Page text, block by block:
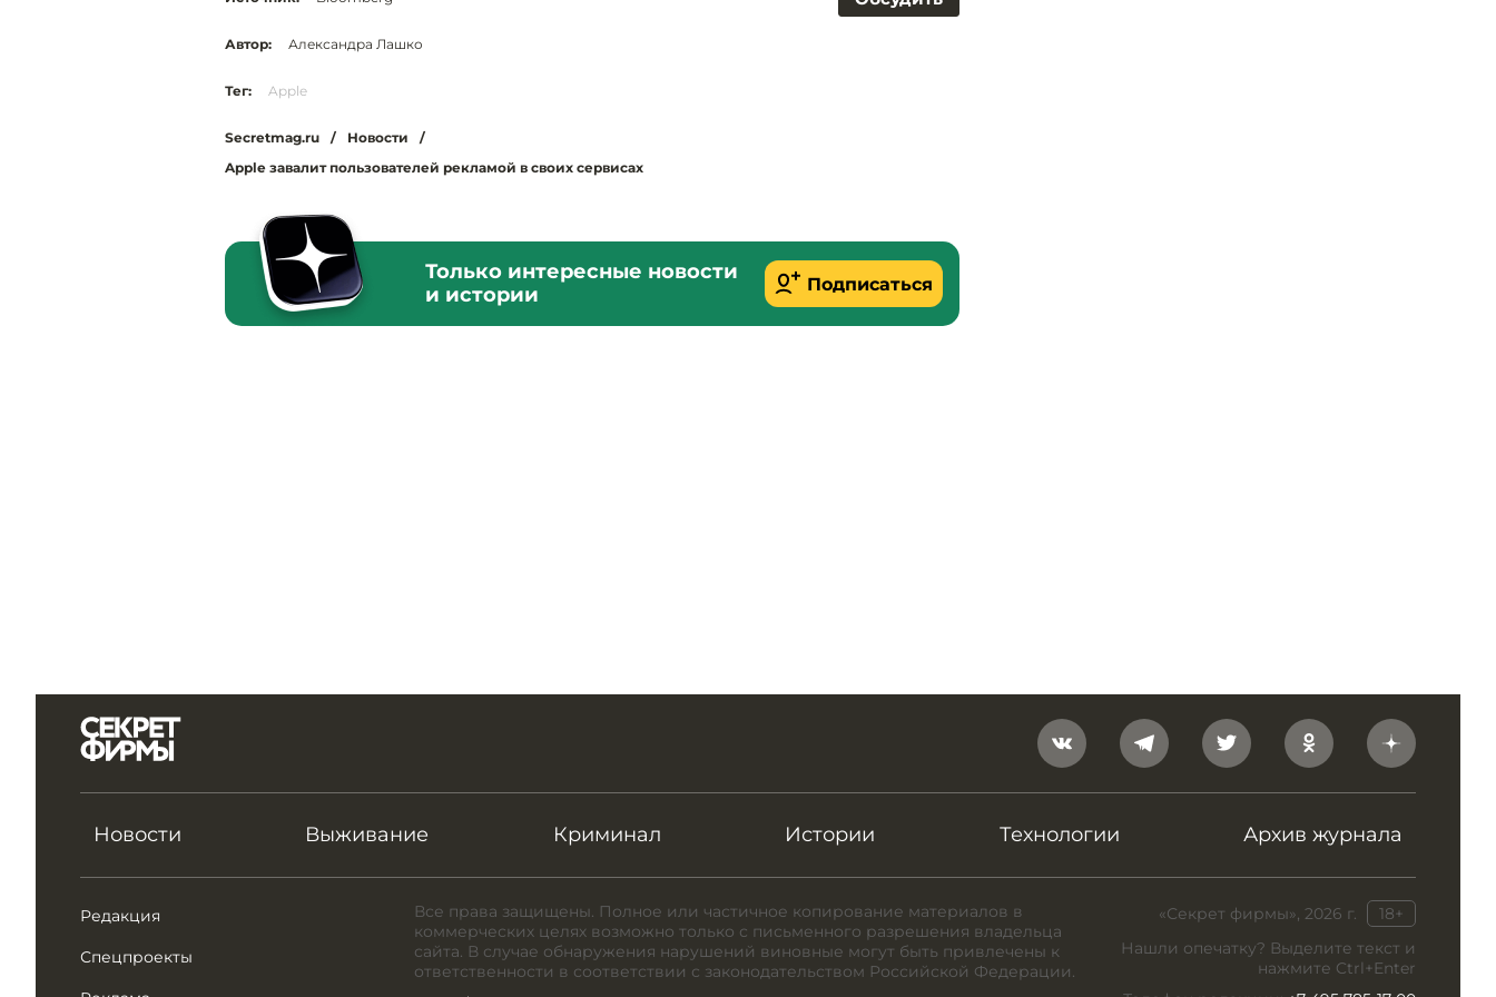
Автор: Александра Лашко
Тег: Apple
Secretmag.ru / Новости
/
Apple завалит пользователей рекламой в своих сервисах
Только интересные новости
и истории
Подписаться
Новости Выживание Криминал Истории Технологии Архив журнала
Редакция
Спецпроекты
«Секрет фирмы», 2026 г.
18+
Нашли опечатку? Выделите текст и
нажмите Ctrl+Enter
Все права защищены. Полное или частичное копирование материалов в
коммерческих целях возможно только с письменного разрешения владельца
сайта. В случае обнаружения нарушений виновные могут быть привлечены к
ответственности в соответствии с законодательством Российской Федерации.